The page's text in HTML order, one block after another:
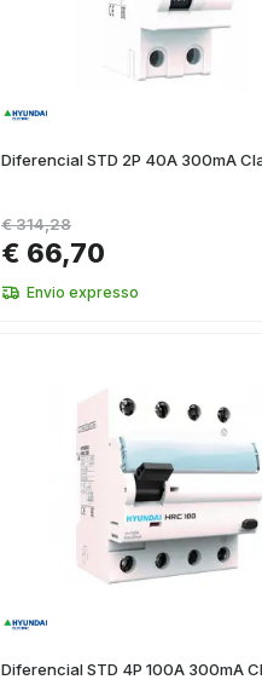
Diferencial STD 2P 40A 300mA
€ 66,70
€ 314,28
Envio expresso
Diferencial STD 4P 100A 300mA